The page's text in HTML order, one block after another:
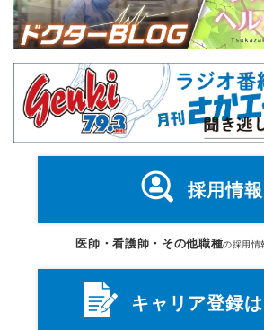
採用情報
医師・看護師・その他職種の採用情
キャリア登録